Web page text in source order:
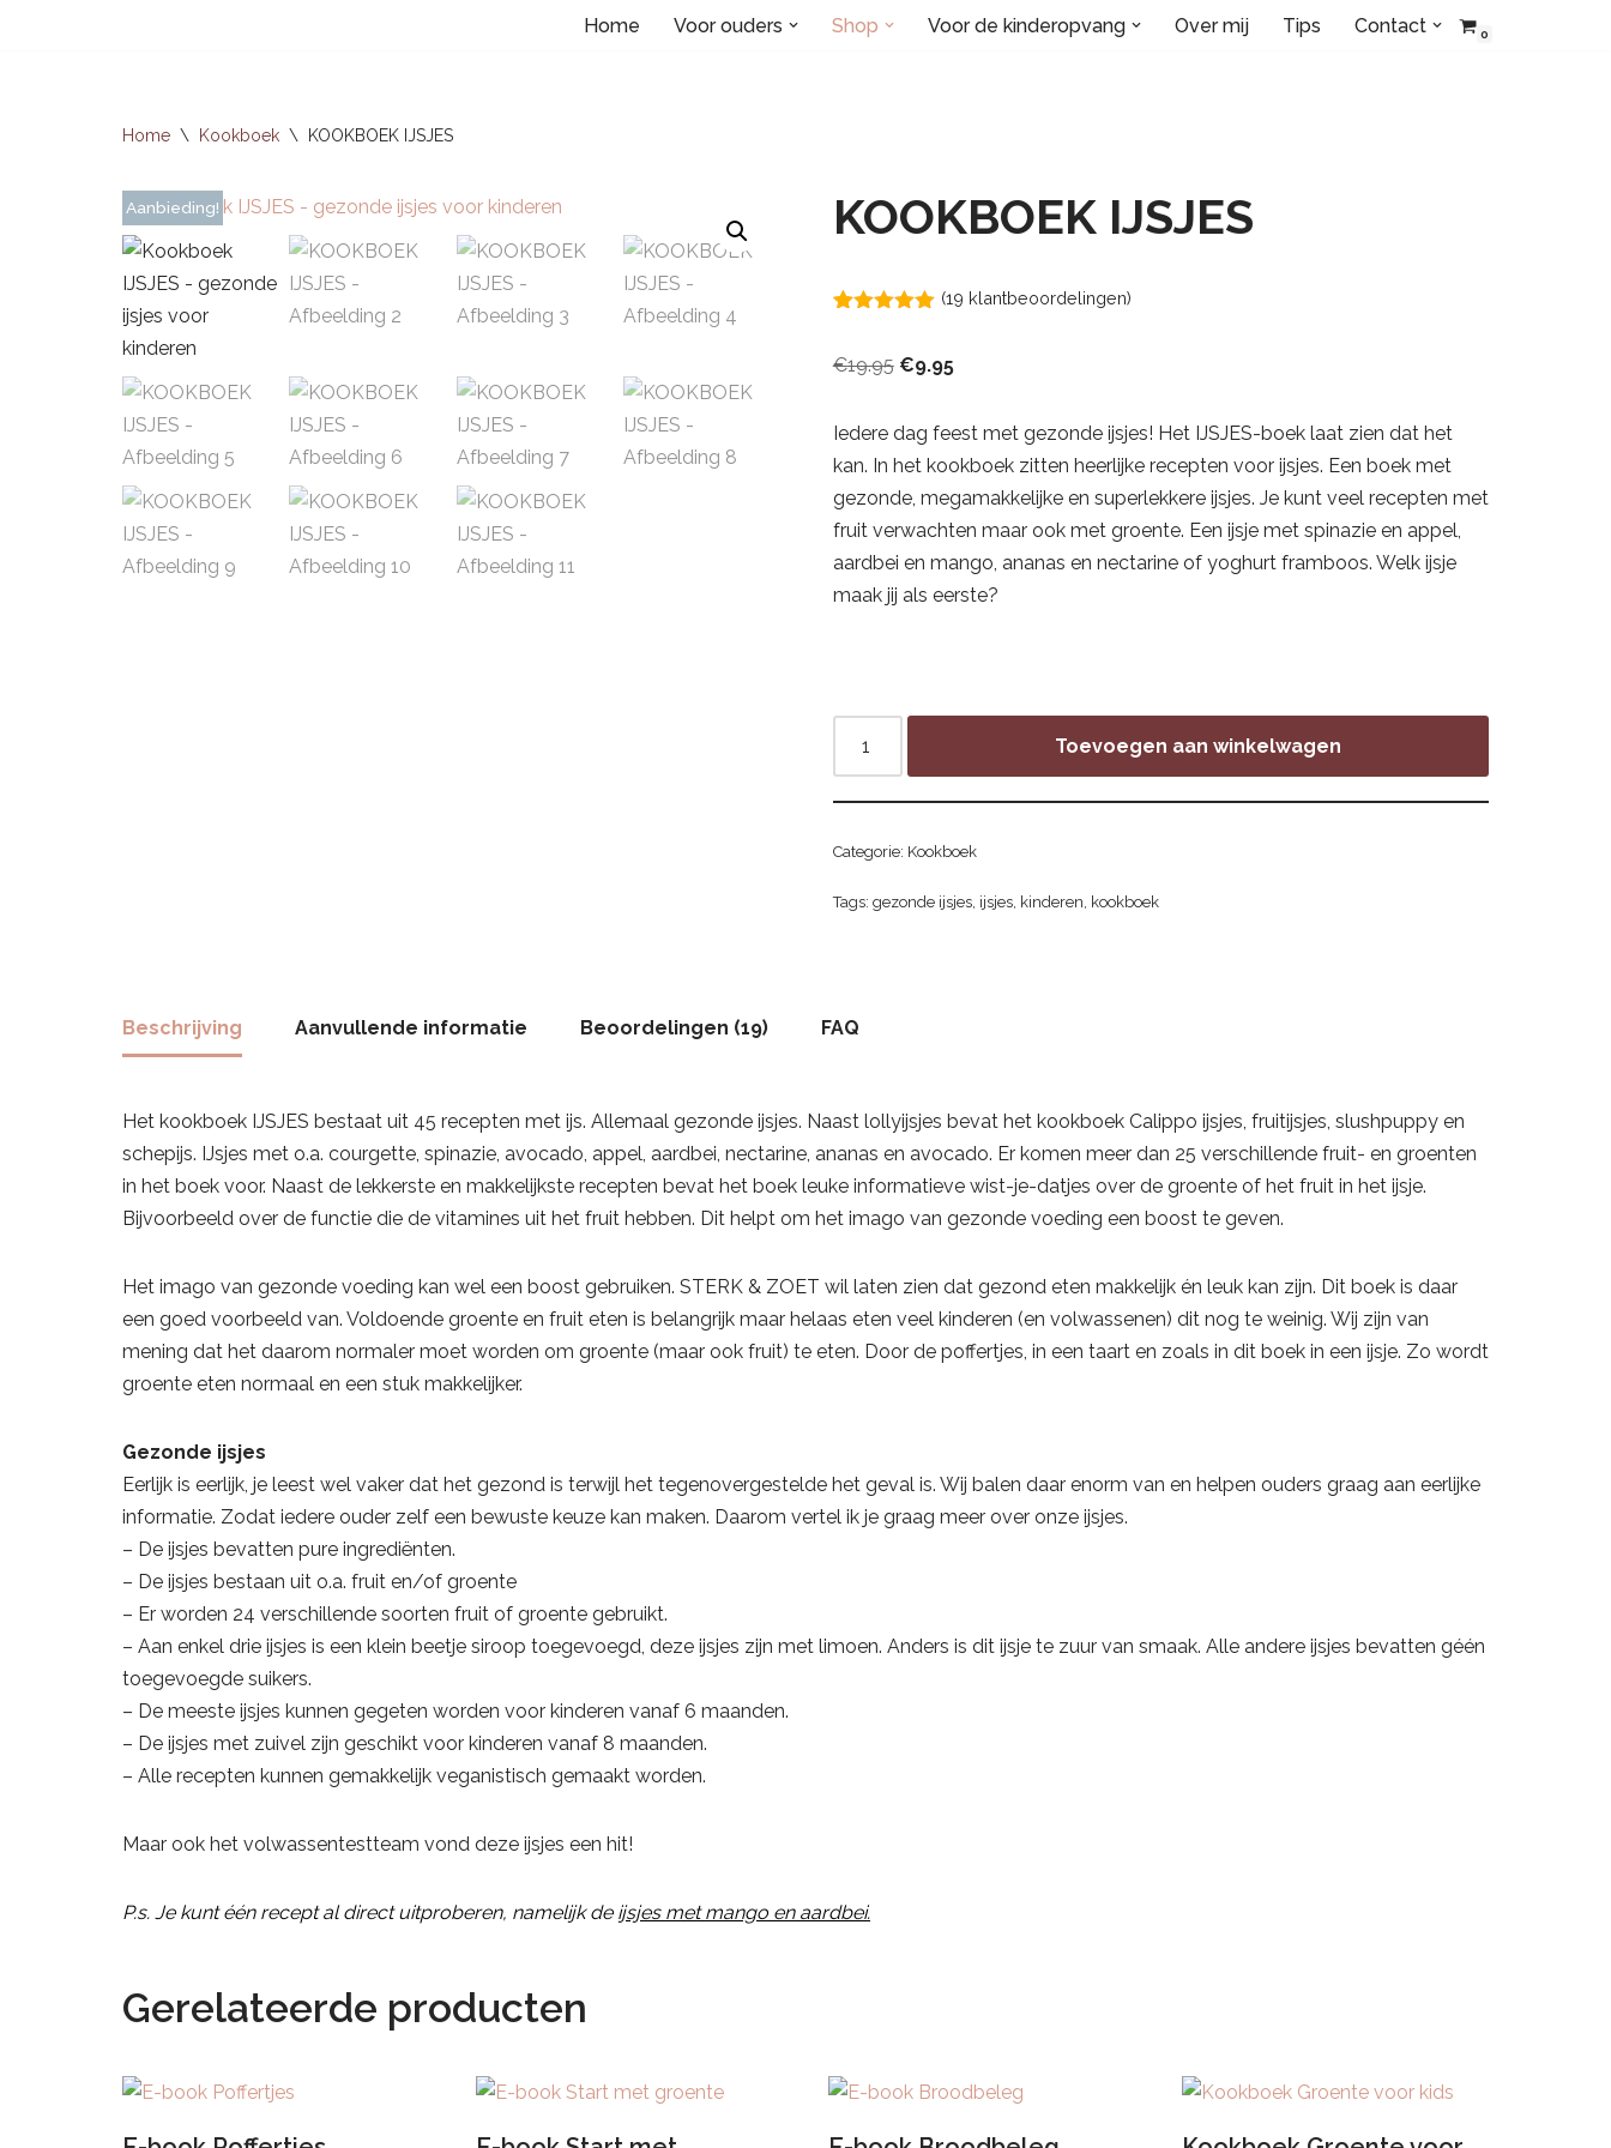
Home Voor ouders Shop Voor de kinderopvang Over mij Tips Contact 0
Home \ Kookboek \ KOOKBOEK IJSJES
Aanbieding! KOOKBOEK IJSJES
gebaseerd
(19 klantbeoordelingen)
€19.95 €9.95
Iedere dag feest met gezonde ijsjes! Het IJSJES-boek laat zien dat het
kan. In het kookboek zitten heerlijke recepten voor ijsjes. Een boek met
gezonde, megamakkelijke en superlekkere ijsjes. Je kunt veel recepten met
fruit verwachten maar ook met groente. Een ijsje met spinazie en appel,
aardbei en mango, ananas en nectarine of yoghurt framboos. Welk ijsje
maak jij als eerste?
Toevoegen aan winkelwagen
Categorie: Kookboek
Tags: gezonde ijsjes, ijsjes, kinderen kookboek
Beschrijving Aanvullende informatie Beoordelingen (19) FAQ
Het kookboek IJSJES bestaat uit 45 recepten met ijs. Allemaal gezonde ijsjes. Naast lollyijsjes bevat het kookboek Calippo ijsjes, fruitijsjes, slushpuppy en
schepijs. IJsjes met o.a. courgette, spinazie, avocado, appel, aardbei, nectarine, ananas en avocado. Er komen meer dan 25 verschillende fruit- en groenten
in het boek voor. Naast de lekkerste en makkelijkste recepten bevat het boek leuke informatieve wist-je-datjes over de groente of het fruit in het ijsje.
Bijvoorbeeld over de functie die de vitamines uit het fruit hebben. Dit helpt om het imago van gezonde voeding een boost te geven.
Het imago van gezonde voeding kan wel een boost gebruiken. STERK & ZOET wil laten zien dat gezond eten makkelijk én leuk kan zijn. Dit boek is daar
een goed voorbeeld van. Voldoende groente en fruit eten is belangrijk maar helaas eten veel kinderen (en volwassenen) dit nog te weinig. Wij zijn van
mening dat het daarom normaler moet worden om groente (maar ook fruit) te eten. Door de poffertjes, in een taart en zoals in dit boek in een ijsje. Zo wordt
groente eten normaal en een stuk makkelijker.
Gezonde ijsjes
Eerlijk is eerlijk, je leest wel vaker dat het gezond is terwijl het tegenovergestelde het geval is. Wij balen daar enorm van en helpen ouders graag aan eerlijke
informatie. Zodat iedere ouder zelf een bewuste keuze kan maken. Daarom vertel ik je graag meer over onze ijsjes.
– De ijsjes bevatten pure ingrediënten.
– De ijsjes bestaan uit o.a. fruit en/of groente
– Er worden 24 verschillende soorten fruit of groente gebruikt.
– Aan enkel drie ijsjes is een klein beetje siroop toegevoegd, deze ijsjes zijn met limoen. Anders is dit ijsje te zuur van smaak. Alle andere ijsjes bevatten géén
toegevoegde suikers.
– De meeste ijsjes kunnen gegeten worden voor kinderen vanaf 6 maanden.
– De ijsjes met zuivel zijn geschikt voor kinderen vanaf 8 maanden.
– Alle recepten kunnen gemakkelijk veganistisch gemaakt worden.
Maar ook het volwassentestteam vond deze ijsjes een hit!
P.s. Je kunt één recept al direct uitproberen, namelijk de ijsjes met mango en aardbei.
Gerelateerde producten